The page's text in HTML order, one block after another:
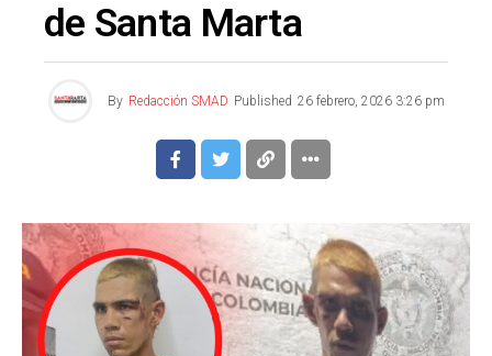
de Santa Marta
By Redacción SMAD Published 26 febrero, 2026 3:26 pm